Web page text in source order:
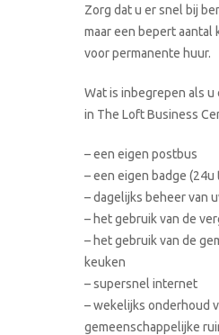
Zorg dat u er snel bij
maar een bepert aantal
voor permanente huur.
Wat is inbegrepen als
in The Loft Business
– een eigen postbus
– een eigen badge (24u
– dagelijks beheer van
– het gebruik van de
– het gebruik van de
keuken
– supersnel internet
– wekelijks onderhoud
gemeenschappelijke